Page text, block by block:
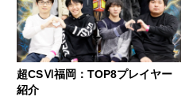
超CSⅥ福岡：TOP8プレイヤー
紹介